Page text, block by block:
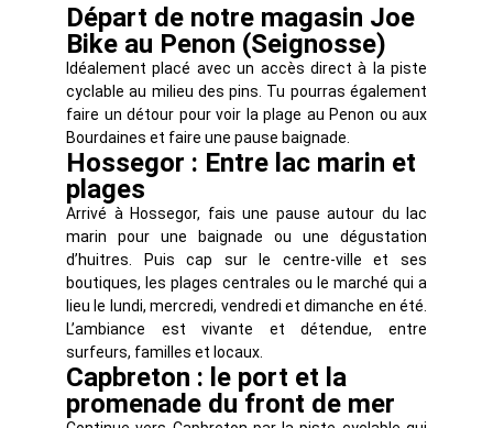
Départ de notre magasin Joe
Bike au Penon (Seignosse)
Idéalement placé avec un accès direct à la piste
cyclable au milieu des pins. Tu pourras également
faire un détour pour voir la plage au Penon ou aux
Bourdaines et faire une pause baignade.
Hossegor : Entre lac marin et
plages
Arrivé à Hossegor, fais une pause autour du lac
marin pour une baignade ou une dégustation
d’huitres. Puis cap sur le centre-ville et ses
boutiques, les plages centrales ou le marché qui a
lieu le lundi, mercredi, vendredi et dimanche en été.
L’ambiance est vivante et détendue, entre
surfeurs, familles et locaux.
Capbreton : le port et la
promenade du front de mer